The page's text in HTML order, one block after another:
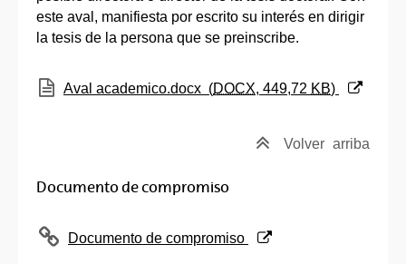
este aval, manifiesta por escrito su interés en dirigir
la tesis de la persona que se preinscribe.
(Abre una nueva ventana)
Aval academico.docx (DOCX, 449,72 KB)
Volver arriba
Documento de compromiso
(Abre una nueva ventana)
Documento de compromiso